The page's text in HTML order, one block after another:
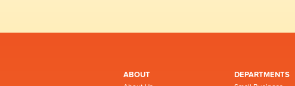
ABOUT DEPARTMENTS